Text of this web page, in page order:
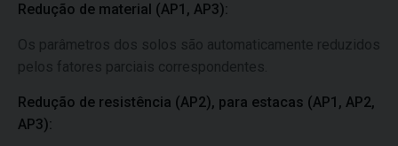
Redução de material (AP1, AP3):
Os parâmetros dos solos são automaticamente reduzidos
pelos fatores parciais correspondentes.
Redução de resistência (AP2), para estacas (AP1, AP2,
AP3):